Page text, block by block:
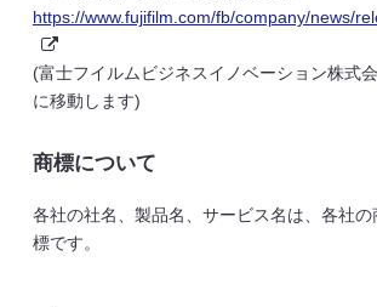
https://www.fujifilm.com/fb/company/news/
(富士フイルムビジネスイノベーション株式
に移動します)
商標について
各社の社名、製品名、サービス名は、各社
標です。